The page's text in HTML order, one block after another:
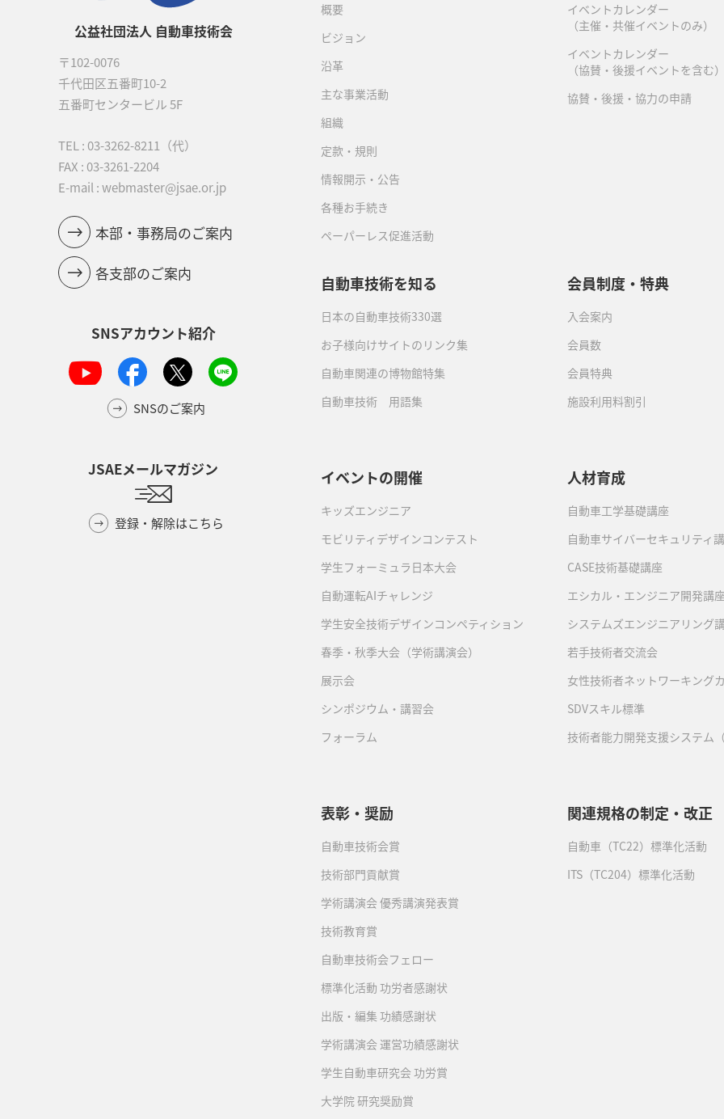
公益社団法人 自動車技術会
〒102-0076
千代田区五番町10-2
五番町センタービル 5F
TEL : 03-3262-8211
（代）
FAX : 03-3261-2204
E-mail : webmaster@jsae.or.jp
本部・事務局のご案内
各支部のご案内
SNSアカウント紹介
SNSのご案内
JSAEメールマガジン
登録・解除はこちら
概要
ビジョン
沿革
主な事業活動
組織
定款・規則
情報開示・公告
各種お手続き
ペーパーレス促進活動
イベントカレンダー
（主催・共催イベントのみ）
イベントカレンダー
（協賛・後援イベントを含む）
協賛・後援・協力の申請
自動車技術を知る
日本の自動車技術330選
お子様向けサイトのリンク集
自動車関連の博物館特集
自動車技術 用語集
会員制度・特典
入会案内
会員数
会員特典
施設利用料割引
イベントの開催
キッズエンジニア
モビリティデザインコンテスト
学生フォーミュラ日本大会
自動運転AIチャレンジ
学生安全技術デザインコンペティション
春季・秋季大会（学術講演会）
展示会
シンポジウム・講習会
フォーラム
人材育成
自動車工学基礎講座
自動車サイバーセキュリティ
CASE技術基礎講座
エシカル・エンジニア開発講座
システムズエンジニアリング
若手技術者交流会
女性技術者ネットワーキング
SDVスキル標準
技術者能力開発支援システム（
表彰・奨励
自動車技術会賞
技術部門貢献賞
学術講演会 優秀講演発表賞
技術教育賞
自動車技術会フェロー
標準化活動 功労者感謝状
出版・編集 功績感謝状
学術講演会 運営功績感謝状
学生自動車研究会 功労賞
大学院 研究奨励賞
関連規格の制定・改正
自動車（TC22）標準化活動
ITS（TC204）標準化活動